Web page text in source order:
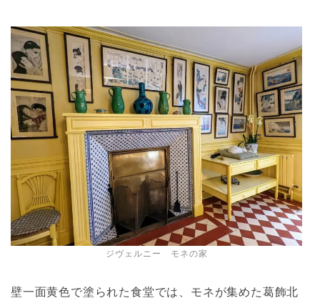
ジヴェルニー モネの家
壁一面黄色で塗られた食堂では、モネが集めた葛飾北